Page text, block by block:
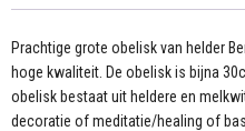
Prachtige grote obelisk van helder
hoge kwaliteit. De obelisk is bijna
obelisk bestaat uit heldere en
decoratie of meditatie/healing of